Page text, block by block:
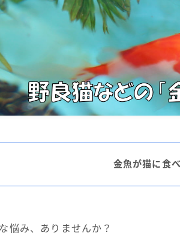
金魚が猫に食
悩み、ありませんか？